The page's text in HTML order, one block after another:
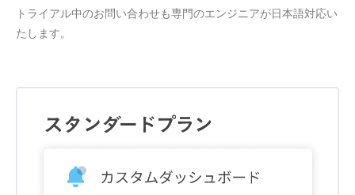
トライアル中のお問い合わせも専門のエンジニアが日本語対応い
たします。